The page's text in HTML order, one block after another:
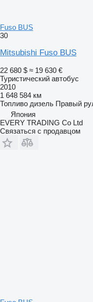
Fuso BUS
30
Mitsubishi Fuso BUS
22 680 $ ≈ 19 630 €
Туристический автобус
2010
1 648 584 км
Топливо дизель Правый
Япония
EVERY TRADING Co Ltd
Связаться с продавцом